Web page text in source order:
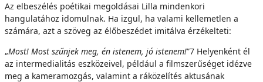
Az elbeszélés poétikai megoldásai Lilla mindenkori
hangulatához idomulnak. Ha izgul, ha valami kellemetlen a
számára, azt a szöveg az élőbeszédet imitálva érzékelteti:
„Most! Most szűnjek meg, én istenem, jó istenem!”7 Helyenként él
az intermedialitás eszközeivel, például a filmszerűséget idézve
meg a kameramozgás, valamint a ráközelítés aktusának